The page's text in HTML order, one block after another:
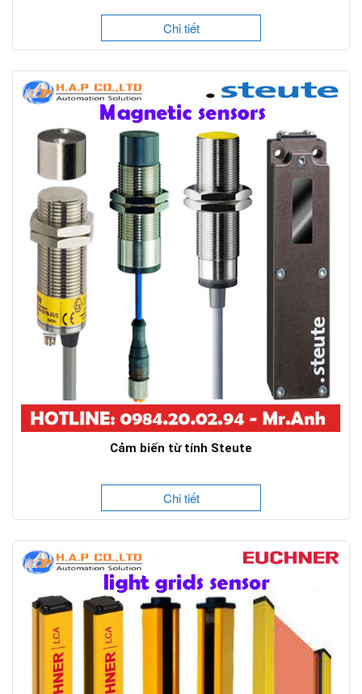
Chi tiết
Cảm biến từ tính Steute
Chi tiết